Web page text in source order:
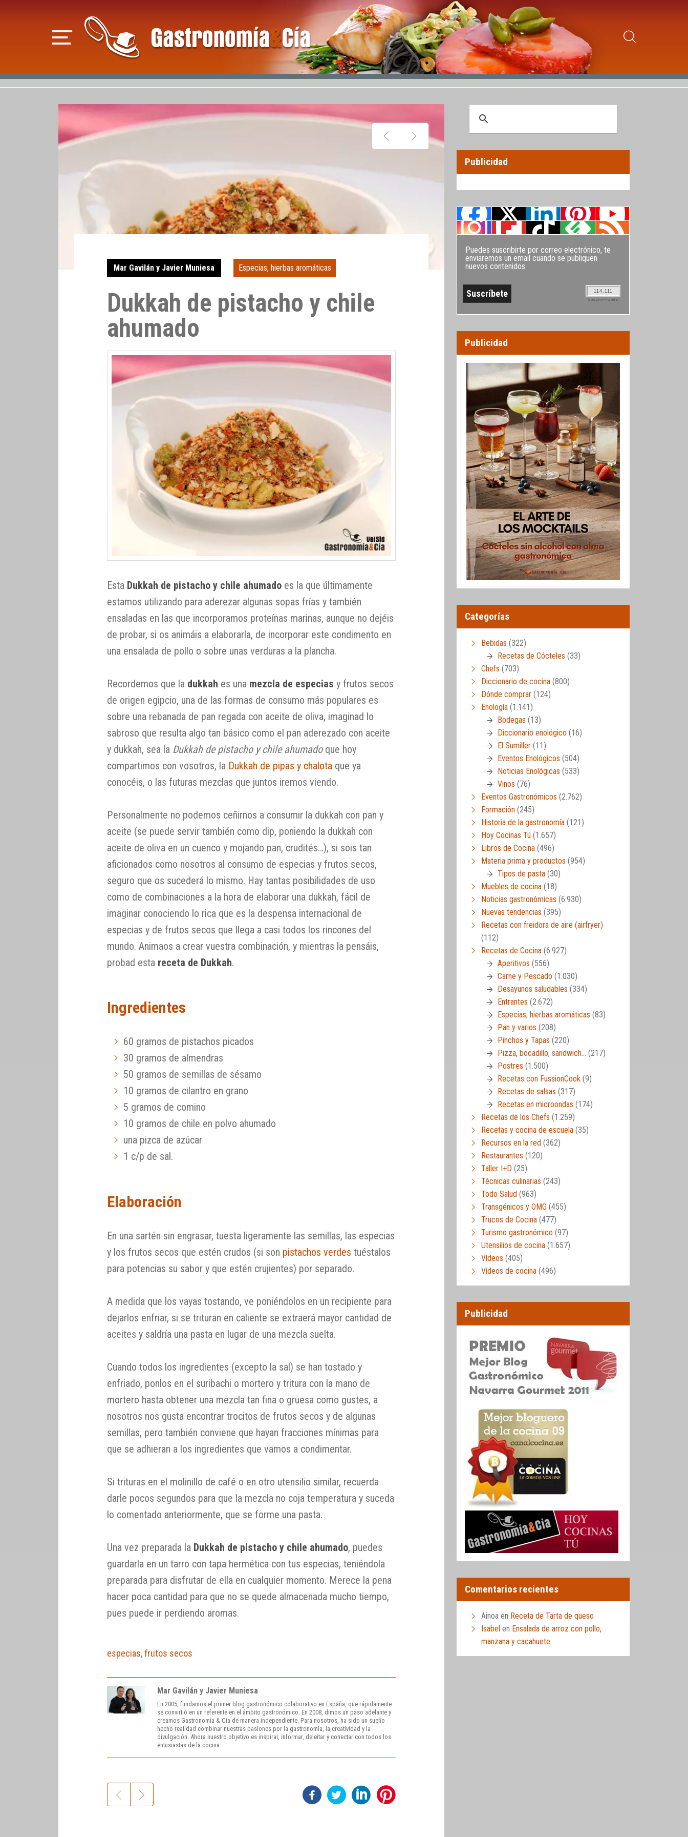
Mar Gavilán y Javier Muniesa Especias, hierbas aromáticas
Dukkah de pistacho y chile
ahumado
Esta Dukkah de pistacho y chile ahumado es la que últimamente
estamos utilizando para aderezar algunas sopas frías y también
ensaladas en las que incorporamos proteínas marinas, aunque no dejéis
de probar, si os animáis a elaborarla, de incorporar este condimento en
una ensalada de pollo o sobre unas verduras a la plancha.
Recordemos que la dukkah es una mezcla de especias y frutos secos
de origen egipcio, una de las formas de consumo más populares es
sobre una rebanada de pan regada con aceite de oliva, imaginad lo
sabroso que resulta algo tan básico como el pan aderezado con aceite
y dukkah, sea la Dukkah de pistacho y chile ahumadoque hoy
compartimos con vosotros, la Dukkah de pipas y chalota que ya
conocéis, o las futuras mezclas que juntos iremos viendo.
Personalmente no podemos ceñirnos a consumir la dukkah con pan y
aceite (se puede servir también como dip, poniendo la dukkah con
aceite de oliva en un cuenco y mojando pan, crudités…), si sois tan
aficionados como nosotros al consumo de especias y frutos secos,
seguro que os sucederá lo mismo. Hay tantas posibilidades de uso
como de combinaciones a la hora de elaborar una dukkah, fácil de
imaginar conociendo lo rica que es la despensa internacional de
especias y de frutos secos que llega a casi todos los rincones del
mundo. Animaos a crear vuestra combinación, y mientras la pensáis,
probad esta receta de Dukkah.
Ingredientes
60 gramos de pistachos picados
30 gramos de almendras
50 gramos de semillas de sésamo
10 gramos de cilantro en grano
5 gramos de comino
10 gramos de chile en polvo ahumado
una pizca de azúcar
1 c/p de sal.
Elaboración
En una sartén sin engrasar, tuesta ligeramente las semillas, las especias
y los frutos secos que estén crudos (si son pistachos verdes tuéstalos
para potencias su sabor y que estén crujientes) por separado.
A medida que los vayas tostando, ve poniéndolos en un recipiente para
dejarlos enfriar, si se trituran en caliente se extraerá mayor cantidad de
aceites y saldría una pasta en lugar de una mezcla suelta.
Cuando todos los ingredientes (excepto la sal) se han tostado y
enfriado, ponlos en el suribachi o mortero y tritura con la mano de
mortero hasta obtener una mezcla tan fina o gruesa como gustes, a
nosotros nos gusta encontrar trocitos de frutos secos y de algunas
semillas, pero también conviene que hayan fracciones mínimas para
que se adhieran a los ingredientes que vamos a condimentar.
Si trituras en el molinillo de café o en otro utensilio similar, recuerda
darle pocos segundos para que la mezcla no coja temperatura y suceda
lo comentado anteriormente, que se forme una pasta.
Una vez preparada la Dukkah de pistacho y chile ahumado, puedes
guardarla en un tarro con tapa hermética con tus especias, teniéndola
preparada para disfrutar de ella en cualquier momento. Merece la pena
hacer poca cantidad para que no se quede almacenada mucho tiempo,
pues puede ir perdiendo aromas.
especias,frutos secos
Mar Gavilán y Javier Muniesa
En 2005, fundamos el primer blog gastronómico colaborativo en España, que rápidamente
se convirtió en un referente en el ámbito gastronómico. En 2008, dimos un paso adelante y
creamos Gastronomía & Cía de manera independiente. Para nosotros, ha sido un sueño
hecho realidad combinar nuestras pasiones por la gastronomía, la creatividad y la
divulgación. Ahora nuestro objetivo es inspirar, informar, deleitar y conectar con todos los
entusiastas de la cocina.
Publicidad
Puedes suscribirte por correo electrónico, te
enviaremos un email cuando se publiquen
nuevos contenidos
114.111
SUSCRIPTORES
Publicidad
Categorías
Bebidas (322)
Recetas de Cócteles (33)
Chefs (703)
Diccionario de cocina (800)
Dónde comprar (124)
Enología (1.141)
Bodegas (13)
Diccionario enológico (16)
El Sumiller (11)
Eventos Enológicos (504)
Noticias Enológicas (533)
Vinos (76)
Eventos Gastronómicos (2.762)
Formación (245)
Historia de la gastronomía (121)
Hoy Cocinas Tú (1.657)
Libros de Cocina (496)
Materia prima y productos (954)
Tipos de pasta (30)
Muebles de cocina (18)
Noticias gastronómicas (6.930)
Nuevas tendencias (395)
Recetas con freidora de aire (airfryer)
(112)
Recetas de Cocina (6.927)
Aperitivos (556)
Carne y Pescado (1.030)
Desayunos saludables (334)
Entrantes (2.672)
Especias, hierbas aromáticas (83)
Pan y varios (208)
Pinchos y Tapas (220)
Pizza, bocadillo, sandwich… (217)
Postres (1.500)
Recetas con FussionCook (9)
Recetas de salsas (317)
Recetas en microondas (174)
Recetas de los Chefs (1.259)
Recetas y cocina de escuela (35)
Recursos en la red (362)
Restaurantes (120)
Taller I+D (25)
Técnicas culinarias (243)
Todo Salud (963)
Transgénicos y OMG (455)
Trucos de Cocina (477)
Turismo gastronómico (97)
Utensilios de cocina (1.657)
Vídeos (405)
Vídeos de cocina (496)
Publicidad
Comentarios recientes
Ainoa en Receta de Tarta de queso
Isabel en Ensalada de arroz con pollo,
manzana y cacahuete